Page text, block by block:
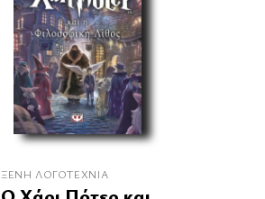
ΞΈΝΗ ΛΟΓΟΤΕΧΝΊΑ